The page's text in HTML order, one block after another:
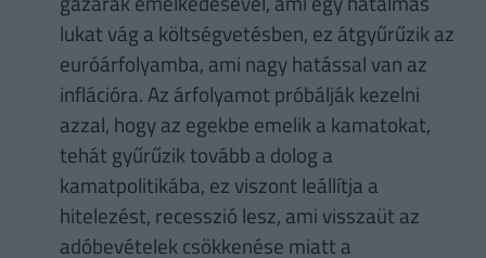
lukat vág a költségvetésben, ez átgyűrűzik az
euróárfolyamba, ami nagy hatással van az
inflációra. Az árfolyamot próbálják kezelni
azzal, hogy az egekbe emelik a kamatokat,
tehát gyűrűzik tovább a dolog a
kamatpolitikába, ez viszont leállítja a
hitelezést, recesszió lesz, ami visszaüt az
adóbevételek csökkenése miatt a